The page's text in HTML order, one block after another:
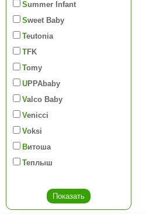
Summer Infant
Sweet Baby
Teutonia
TFK
Tomy
UPPAbaby
Valco Baby
Venicci
Voksi
Витоша
Теплыш